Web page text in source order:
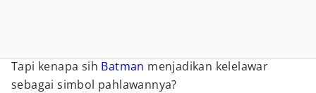
Tapi kenapa sih Batman menjadikan kelelawar
sebagai simbol pahlawannya?